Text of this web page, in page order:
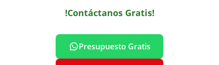
!Contáctanos Gratis!
Presupuesto Gratis